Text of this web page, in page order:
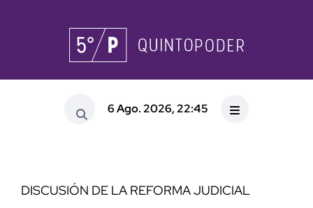
6 Ago. 2026, 22:45
DISCUSIÓN DE LA REFORMA JUDICIAL